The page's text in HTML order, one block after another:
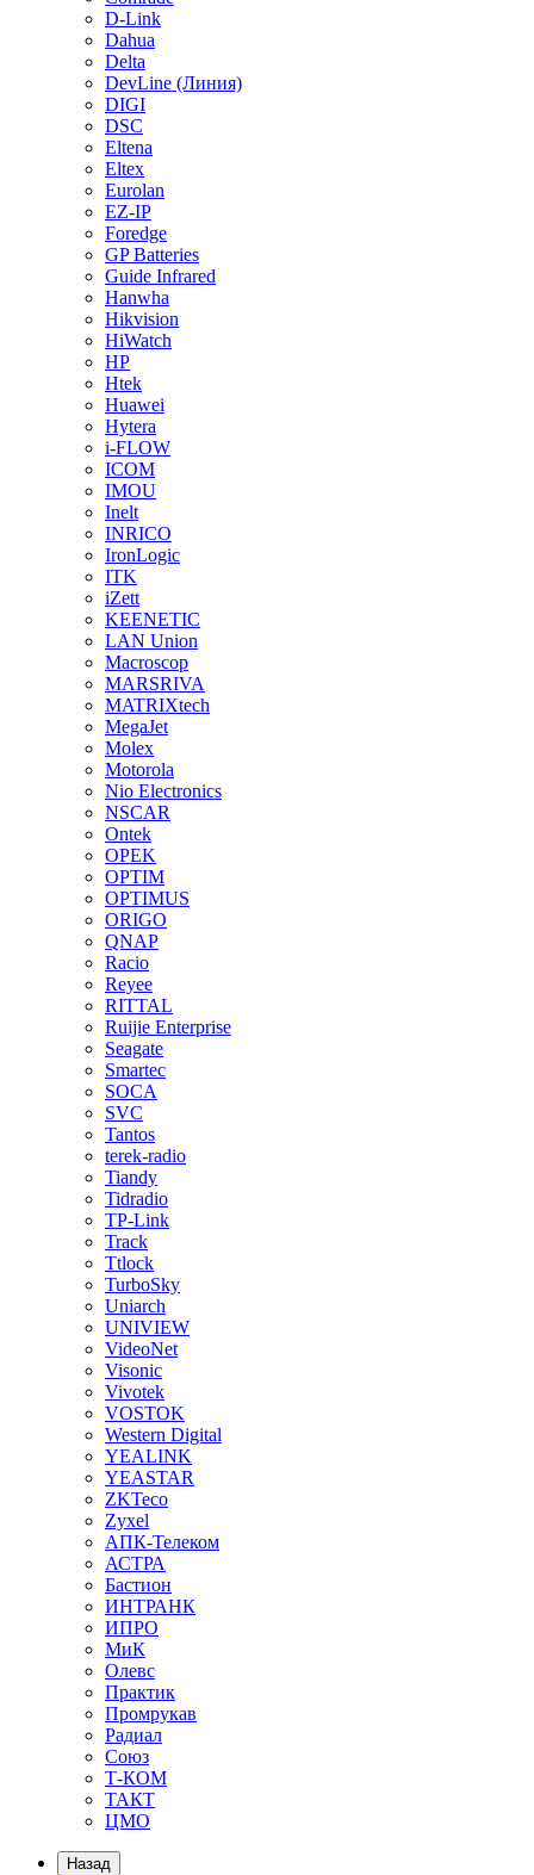
D-Link
Dahua
Delta
DevLine (Линия)
DIGI
DSC
Eltena
Eltex
Eurolan
EZ-IP
Foredge
GP Batteries
Guide Infrared
Hanwha
Hikvision
HiWatch
HP
Htek
Huawei
Hytera
i-FLOW
ICOM
IMOU
Inelt
INRICO
IronLogic
ITK
iZett
KEENETIC
LAN Union
Macroscop
MARSRIVA
MATRIXtech
MegaJet
Molex
Motorola
Nio Electronics
NSCAR
Ontek
OPEK
OPTIM
OPTIMUS
ORIGO
QNAP
Racio
Reyee
RITTAL
Ruijie Enterprise
Seagate
Smartec
SOCA
SVC
Tantos
terek-radio
Tiandy
Tidradio
TP-Link
Track
Ttlock
TurboSky
Uniarch
UNIVIEW
VideoNet
Visonic
Vivotek
VOSTOK
Western Digital
YEALINK
YEASTAR
ZKTeco
Zyxel
АПК-Телеком
АСТРА
Бастион
ИНТРАНК
ИПРО
МиК
Олевс
Практик
Промрукав
Радиал
Союз
Т-КОМ
ТАКТ
ЦМО
Назад